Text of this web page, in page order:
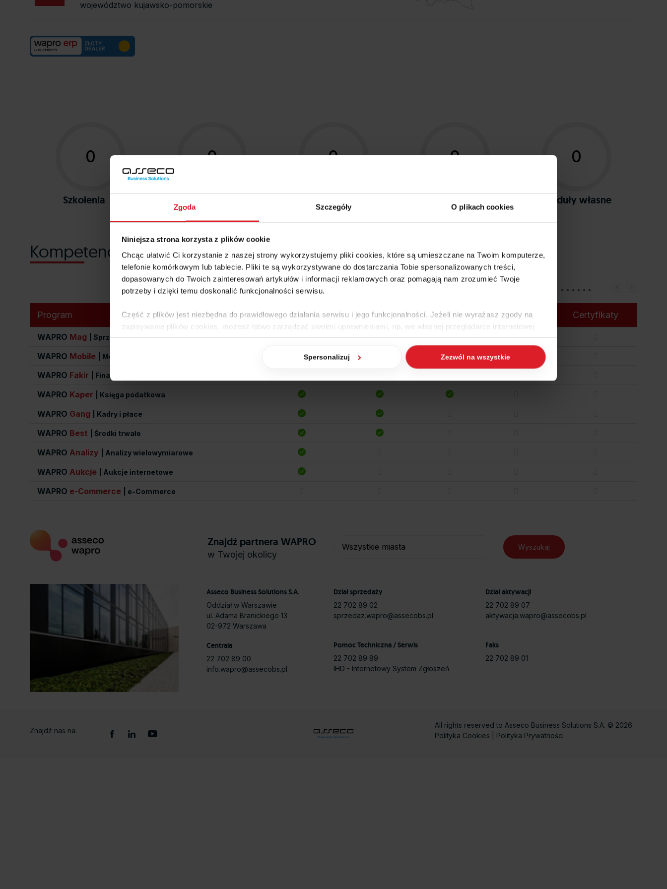
Zgoda Szczegóły O plikach cookies
Niniejsza strona korzysta z plików cookie
Chcąc ułatwić Ci korzystanie z naszej strony wykorzystujemy pliki cookies, które są umieszczane na Twoim komputerze,
telefonie komórkowym lub tablecie. Pliki te są wykorzystywane do dostarczania Tobie spersonalizowanych treści,
dopasowanych do Twoich zainteresowań artykułów i informacji reklamowych oraz pomagają nam zrozumieć Twoje
potrzeby i dzięki temu doskonalić funkcjonalności serwisu.
Część z plików jest niezbędna do prawidłowego działania serwisu i jego funkcjonalności. Jeżeli nie wyrażasz zgody na
zapisywanie plików cookies, możesz łatwo zarządzać swoimi uprawnieniami, np. we własnej przeglądarce internetowej
lub po wybraniu opcji Zarządzaj cookies. Szczegółowe informacje na ten temat znajdziesz w naszejPolityce Cookiesi
Spersonalizuj Zezwól na wszystkie
województwo kujawsko-pomorskie
0
Szkolenia →
0 0 0 0
Moduły własne
Kompetencje
Program Sprzedaż Wdrożenie Serwis Szkolenie Certyfikaty
WAPRO Mag | Sprzedaż i magazyn
WAPRO Mobile | Mobilna firma
WAPRO Fakir | Finanse i księgowość
WAPRO Kaper | Księga podatkowa
WAPRO Gang | Kadry i płace
WAPRO Best | Środki trwałe
WAPRO Analizy | Analizy wielowymiarowe
WAPRO Aukcje | Aukcje internetowe
WAPRO e-Commerce | e-Commerce
Znajdź partnera WAPRO
w Twojej okolicy
Asseco Business Solutions S.A.
Oddział w Warszawie
ul. Adama Branickiego 13
02-972 Warszawa
Centrala
22 702 89 00
info.wapro@assecobs.pl
Dział sprzedaży
22 702 89 02
sprzedaz.wapro@assecobs.pl
Pomoc Techniczna / Serwis
22 702 89 89
IHD - Internetowy System Zgłoszeń
Dział aktywacji
22 702 89 07
aktywacja.wapro@assecobs.pl
Faks
22 702 89 01
Znajdź nas na:
All rights reserved to Asseco Business Solutions S.A. © 2026
Polityka Cookies
Polityka Prywatności